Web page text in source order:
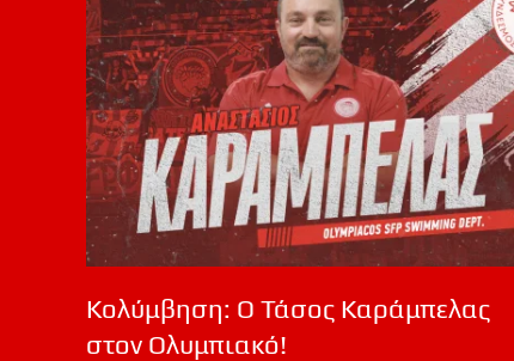
Κολύμβηση: Ο Τάσος Καράμπελας
στον Ολυμπιακό!